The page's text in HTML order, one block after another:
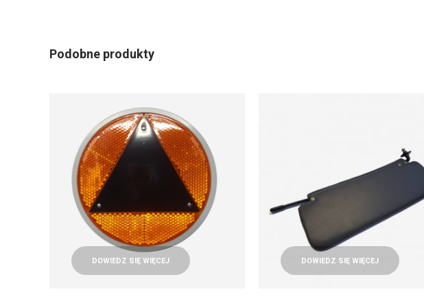
Podobne produkty
DOWIEDZ SIĘ WIĘCEJ DOWIEDZ SIĘ WIĘCEJ